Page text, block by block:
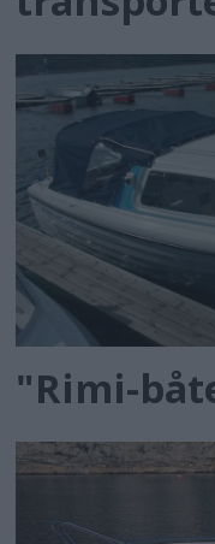
"Rimi-